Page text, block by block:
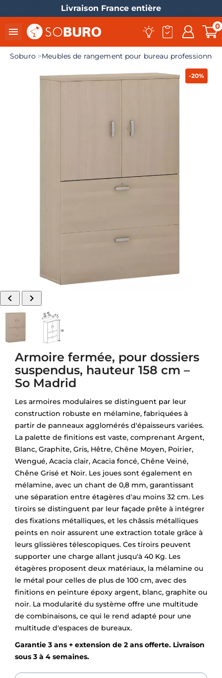
Livraison France entière
 0
Soburo Meubles de rangement pour bureau professionnel
-20%
 
Armoire fermée, pour dossiers
suspendus, hauteur 158 cm –
So Madrid
Les armoires modulaires se distinguent par leur
construction robuste en mélamine, fabriquées à
partir de panneaux agglomérés d'épaisseurs variées.
La palette de finitions est vaste, comprenant Argent,
Blanc, Graphite, Gris, Hêtre, Chêne Moyen, Poirier,
Wengué, Acacia clair, Acacia foncé, Chêne Veiné,
Chêne Grisé et Noir. Les joues sont également en
mélamine, avec un chant de 0,8 mm, garantissant
une séparation entre étagères d'au moins 32 cm. Les
tiroirs se distinguent par leur façade prête à intégrer
des fixations métalliques, et les châssis métalliques
peints en noir assurent une extraction totale grâce à
leurs glissières télescopiques. Ces tiroirs peuvent
supporter une charge allant jusqu'à 40 Kg. Les
étagères proposent deux matériaux, la mélamine ou
le métal pour celles de plus de 100 cm, avec des
finitions en peinture époxy argent, blanc, graphite ou
noir. La modularité du système offre une multitude
de combinaisons, ce qui le rend adapté pour une
multitude d'espaces de bureaux.
Garantie 3 ans + extension de 2 ans offerte. Livraison
sous 3 à 4 semaines.